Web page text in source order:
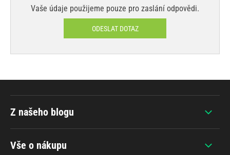
Vaše údaje použijeme pouze pro zaslání odpovědi.
ODESLAT DOTAZ
Vše o nákupu
Z našeho blogu